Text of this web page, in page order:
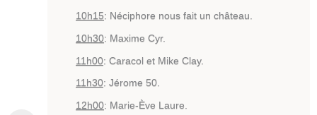
10h15: Néciphore nous fait un château.
10h30: Maxime Cyr.
11h00: Caracol et Mike Clay.
11h30: Jérome 50.
12h00: Marie-Ève Laure.